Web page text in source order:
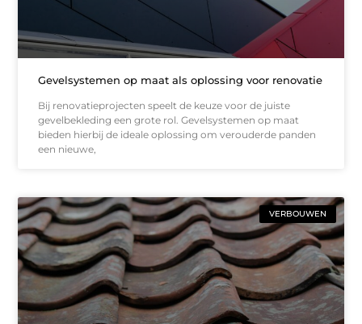
Gevelsystemen op maat als oplossing voor renovatie
Bij renovatieprojecten speelt de keuze voor de juiste
gevelbekleding een grote rol. Gevelsystemen op maat
bieden hierbij de ideale oplossing om verouderde panden
een nieuwe,
VERBOUWEN